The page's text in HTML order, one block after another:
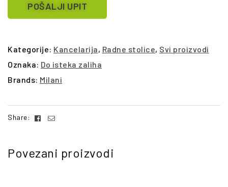
POŠALJI UPIT
Kategorije: Kancelarija, Radne stolice, Svi proizvodi
Oznaka: Do isteka zaliha
Brands: Milani
Share: Facebook
Email
Povezani proizvodi